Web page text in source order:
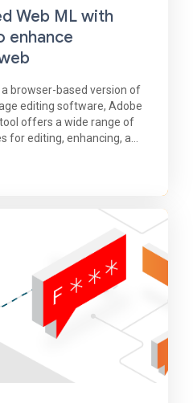
Web ML with
enhance
browser-based version of
editing software, Adobe
offers a wide range of
for editing, enhancing, and